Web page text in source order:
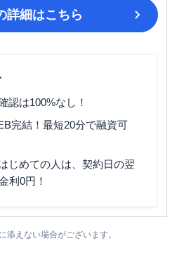
詳細はこちら
認は100%なし！
完結！最短20分で融資可
じめての人は、契約日の翌
利0円！
添えない場合がございます。